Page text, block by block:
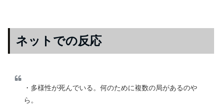
ネットでの反応
・多様性が死んでいる。何のために複数の局があるのや
ら。